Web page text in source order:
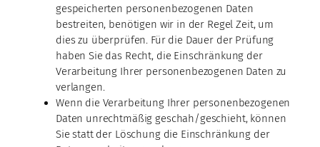
gespeicherten personenbezogenen Daten
bestreiten, benötigen wir in der Regel Zeit, um
dies zu überprüfen. Für die Dauer der Prüfung
haben Sie das Recht, die Einschränkung der
Verarbeitung Ihrer personenbezogenen Daten zu
verlangen.
Wenn die Verarbeitung Ihrer personenbezogenen
Daten unrechtmäßig geschah/geschieht, können
Sie statt der Löschung die Einschränkung der